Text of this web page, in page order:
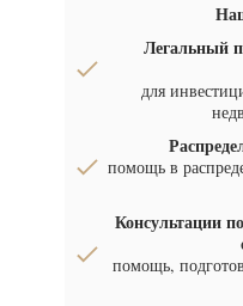
Легальный
для
помощь в
Консультации
помощь,